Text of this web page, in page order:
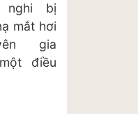
nghi bị
mắt hơi
gia
điều